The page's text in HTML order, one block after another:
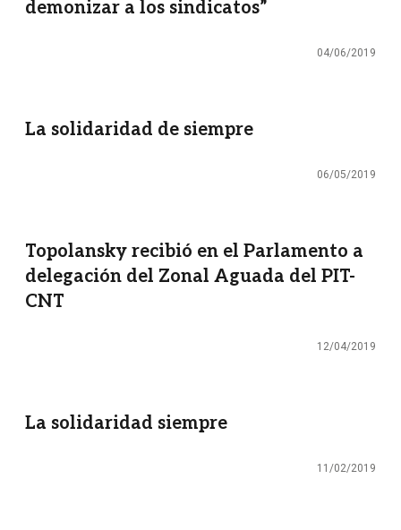
demonizar a los sindicatos”
04/06/2019
La solidaridad de siempre
06/05/2019
Topolansky recibió en el Parlamento a
delegación del Zonal Aguada del PIT-
CNT
12/04/2019
La solidaridad siempre
11/02/2019